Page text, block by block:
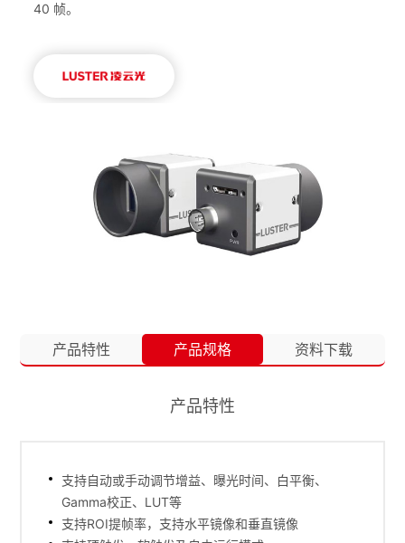
40 帧。
产品特性 产品规格 资料下载
产品特性
支持自动或手动调节增益、曝光时间、白平衡、
Gamma校正、LUT等
支持ROI提帧率，支持水平镜像和垂直镜像